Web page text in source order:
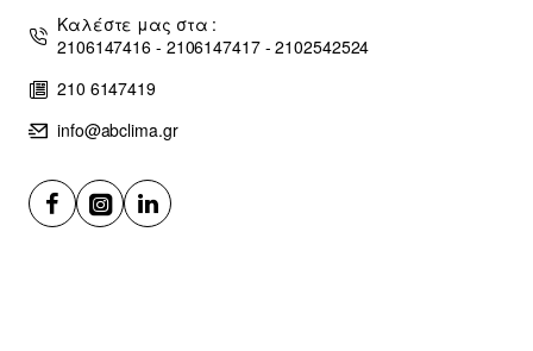
Καλέστε μας στα :
2106147416 - 2106147417 - 2102542524
210 6147419
info@abclima.gr